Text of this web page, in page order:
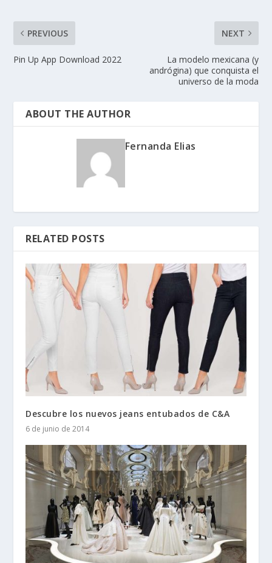
PREVIOUS
Pin Up App Download 2022
NEXT
La modelo mexicana (y
andrógina) que conquista el
universo de la moda
ABOUT THE AUTHOR
Fernanda Elias
RELATED POSTS
Descubre los nuevos jeans entubados de C&A
6 de junio de 2014